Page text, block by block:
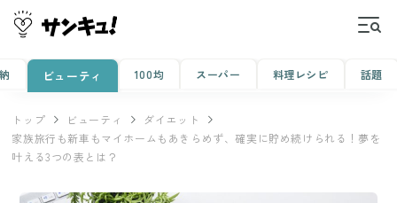
ビューティ 100均 スーパー 料理レシピ 話題
トップ ビューティ
ダイエット
家族旅行も新車もマイホームもあきらめず、確実に貯め続けられる！夢を
叶える3つの表とは？